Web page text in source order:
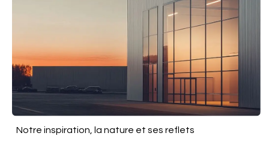
Notre inspiration, la nature et ses reflets